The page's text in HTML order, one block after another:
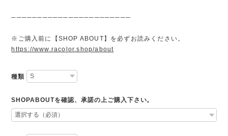
───────────────────────
※ご購入前に【SHOP ABOUT】を必ずお読みください。
https://www.racolor.shop/about
種類
SHOPABOUTを確認、承諾の上ご購入下さい。